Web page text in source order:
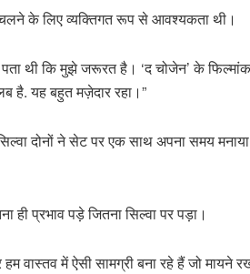
के लिए व्यक्तिगत रूप से आवश्यकता थी।
पता थी कि मुझे जरूरत है। ‘द चोजेन’ के
है. यह बहुत मज़ेदार रहा।”
दोनों ने सेट पर एक साथ अपना समय
ही प्रभाव पड़े जितना सिल्वा पर पड़ा।
वास्तव में ऐसी सामग्री बना रहे हैं जो मायने